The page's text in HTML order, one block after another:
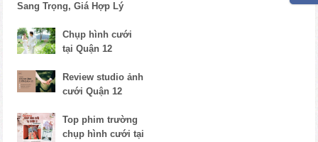
Sang Trọng, Giá Hợp Lý
Chụp hình cưới
tại Quận 12
Review studio ảnh
cưới Quận 12
Top phim trường
chụp hình cưới tại